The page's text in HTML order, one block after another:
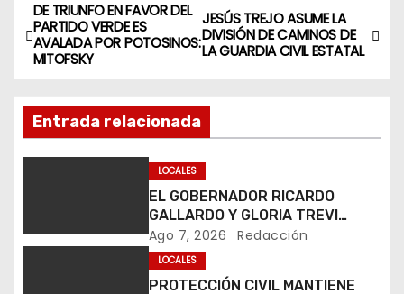
N
a
e
c
JESÚS TREJO ASUME LA
DIVISIÓN DE CAMINOS DE
LA GUARDIA CIVIL ESTATAL
DE TRIUNFO EN FAVOR DEL
PARTIDO VERDE ES
AVALADA POR POTOSINOS:
MITOFSKY
Entrada relacionada
LOCALES
EL GOBERNADOR RICARDO
GALLARDO Y GLORIA TREVI
LLEVAN ESPERANZA A LA PILA
Ago 7, 2026 Redacción
LOCALES
PROTECCIÓN CIVIL MANTIENE